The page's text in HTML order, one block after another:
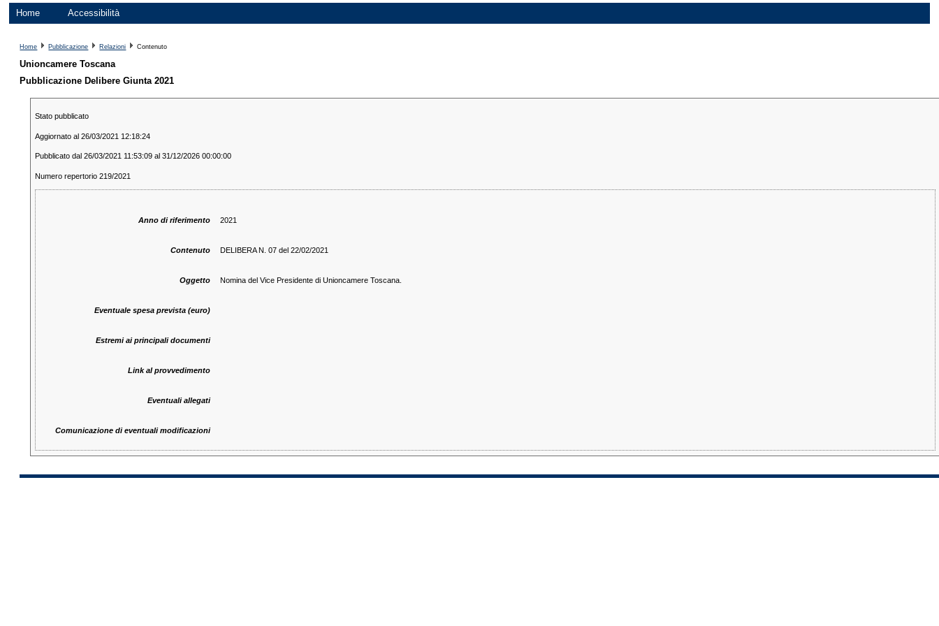
Home Accessibilità
Home Pubblicazione Relazioni Contenuto
Unioncamere Toscana
Pubblicazione Delibere Giunta 2021
Stato pubblicato
Aggiornato al 26/03/2021 12:18:24
Pubblicato dal 26/03/2021 11:53:09 al 31/12/2026 00:00:00
Numero repertorio 219/2021
Anno di riferimento 2021
Contenuto DELIBERA N. 07 del 22/02/2021
Oggetto Nomina del Vice Presidente di Unioncamere Toscana.
Eventuale spesa prevista (euro)
Estremi ai principali documenti
Link al provvedimento
Eventuali allegati
Comunicazione di eventuali modificazioni